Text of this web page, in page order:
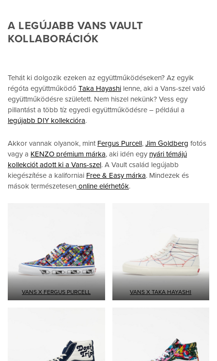
A LEGÚJABB VANS VAULT
KOLLABORÁCIÓK
Tehát ki dolgozik ezeken az együttműködéseken? Az egyik
régóta együttműködő Taka Hayashi lenne, aki a Vans-szel való
együttműködésre született. Nem hiszel nekünk? Vess egy
pillantást a több tíz egyedi együttműködésre – például a
legújabb DIY kollekcióra.
Akkor vannak olyanok, mint Fergus Purcell, Jim Goldberg fotós
vagy a KENZO prémium márka, aki idén egy nyári témájú
kollekciót adott ki a Vans-szel. A Vault család legújabb
kiegészítése a kaliforniai Free & Easy márka. Mindezek és
mások természetesen online elérhetők.
VANS X FERGUS PURCELL VANS X TAKA HAYASHI